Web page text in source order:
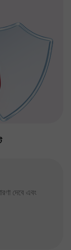
দেবে এবং